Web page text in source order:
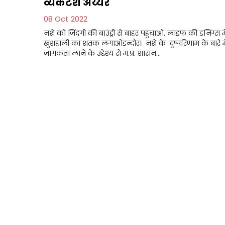
08 Oct 2022
नशे को जिंदगी की बाउंड्री से बाहर पहुंचाओ, लाइफ की इनिंग्स
खुशहाली का शतक लगाओइन्दौर। नशे के दुष्परिणाम के बारे
जागकता लाने के उद्देश्य से म.प्र. शासन...